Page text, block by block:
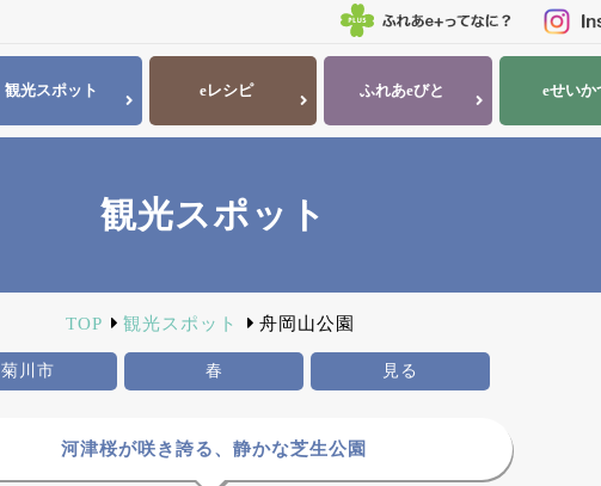
観光スポット eレシピ ふれあeびと eせいか
観光スポット
TOP 観光スポット 舟岡山公園
菊川市 春 見る
河津桜が咲き誇る、静かな芝生公園